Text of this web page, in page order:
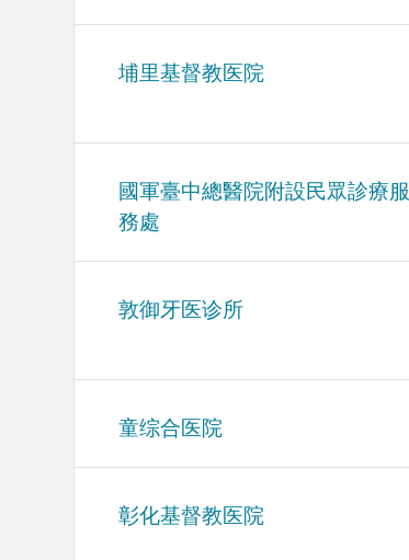
埔里基督教医院
國軍臺中總醫院附設民眾診療服
務處
敦御牙医诊所
童综合医院
彰化基督教医院